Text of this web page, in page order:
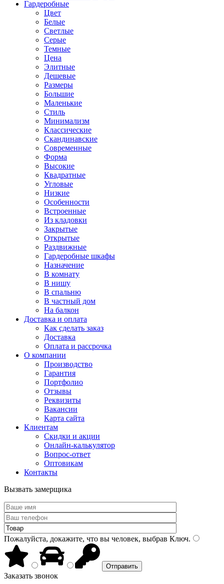
Гардеробные
Цвет
Белые
Светлые
Серые
Темные
Цена
Элитные
Дешевые
Размеры
Большие
Маленькие
Стиль
Минимализм
Классические
Скандинавские
Современные
Форма
Высокие
Квадратные
Угловые
Низкие
Особенности
Встроенные
Из кладовки
Закрытые
Открытые
Раздвижные
Гардеробные шкафы
Назначение
В комнату
В нишу
В спальню
В частный дом
На балкон
Доставка и оплата
Как сделать заказ
Доставка
Оплата и рассрочка
О компании
Производство
Гарантия
Портфолио
Отзывы
Реквизиты
Вакансии
Карта сайта
Клиентам
Скидки и акции
Онлайн-калькулятор
Вопрос-ответ
Оптовикам
Контакты
Вызвать замерщика
Пожалуйста, докажите, что вы человек, выбрав Ключ.
Заказать звонок